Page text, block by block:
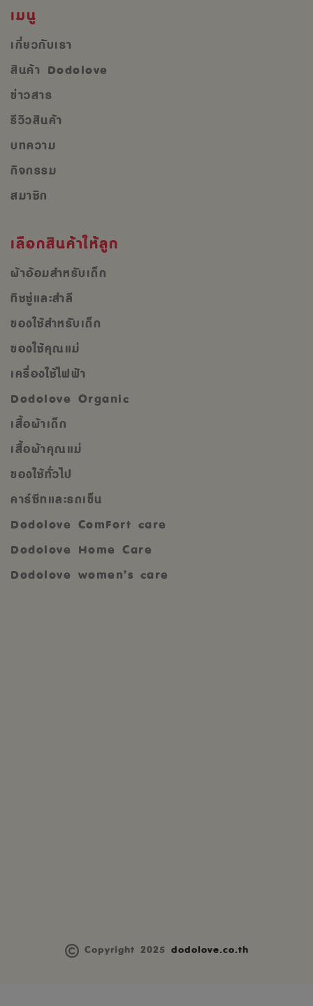
เมนู
เกี่ยวกับเรา
สินค้า Dodolove
ข่าวสาร
รีวิวสินค้า
บทความ
กิจกรรม
สมาชิก
เลือกสินค้าให้ลูก
ผ้าอ้อมสำหรับเด็ก
ทิชชู่และสำลี
ของใช้สำหรับเด็ก
ของใช้คุณแม่
เครื่องใช้ไฟฟ้า
Dodolove Organic
เสื้อผ้าเด็ก
เสื้อผ้าคุณแม่
ของใช้ทั่วไป
คาร์ซีทและรถเข็น
Dodolove ComFort care
Dodolove Home Care
Dodolove women’s care
Copyright 2025 dodolove.co.th